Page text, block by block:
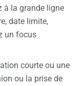
à la grande ligne
date limite,
un focus
courte ou une
ou la prise de